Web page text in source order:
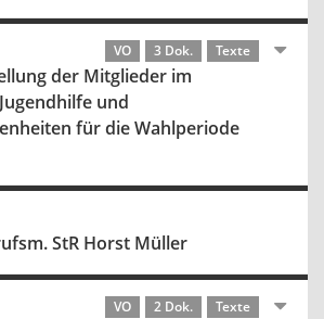
VO 3 Dok. Texte
der Mitglieder im
und
für die Wahlperiode
StR Horst Müller
VO 2 Dok. Texte